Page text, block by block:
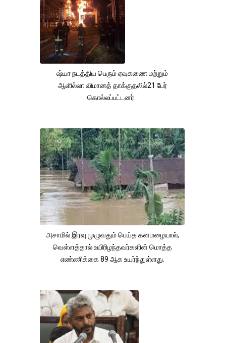
ஷ்யா நடத்திய பெரும் ஏவுகணை மற்றும்
ஆளில்லா விமானத் தாக்குதலில்21 பேர்
கொல்லப்பட்டனர்.
அசாமில் இரவு முழுவதும் பெய்த கனமழையால்,
வெள்ளத்தால் உயிரிழந்தவர்களின் மொத்த
எண்ணிக்கை 89 ஆக உயர்ந்துள்ளது.